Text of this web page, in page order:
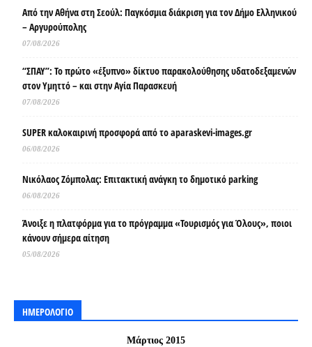
Από την Αθήνα στη Σεούλ: Παγκόσμια διάκριση για τον Δήμο Ελληνικού
– Αργυρούπολης
07/08/2026
“ΣΠΑΥ”: Το πρώτο «έξυπνο» δίκτυο παρακολούθησης υδατοδεξαμενών
στον Υμηττό – και στην Αγία Παρασκευή
07/08/2026
SUPER καλοκαιρινή προσφορά από το aparaskevi-images.gr
06/08/2026
Νικόλαος Ζόμπολας: Επιτακτική ανάγκη το δημοτικό parking
06/08/2026
Άνοιξε η πλατφόρμα για το πρόγραμμα «Τουρισμός για Όλους», ποιοι
κάνουν σήμερα αίτηση
05/08/2026
ΗΜΕΡΟΛΟΓΙΟ
Μάρτιος 2015